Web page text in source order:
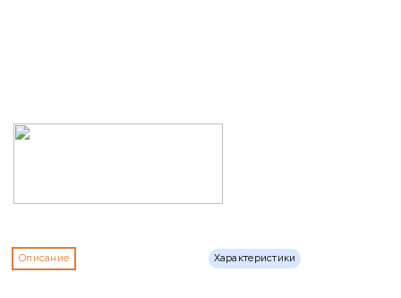
Описание Характеристики